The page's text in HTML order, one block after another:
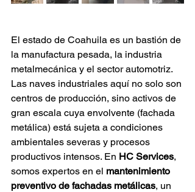
El estado de Coahuila es un bastión de
la manufactura pesada, la industria
metalmecánica y el sector automotriz.
Las naves industriales aquí no solo son
centros de producción, sino activos de
gran escala cuya envolvente (fachada
metálica) está sujeta a condiciones
ambientales severas y procesos
productivos intensos. En HC Services,
somos expertos en el mantenimiento
preventivo de fachadas metálicas, un